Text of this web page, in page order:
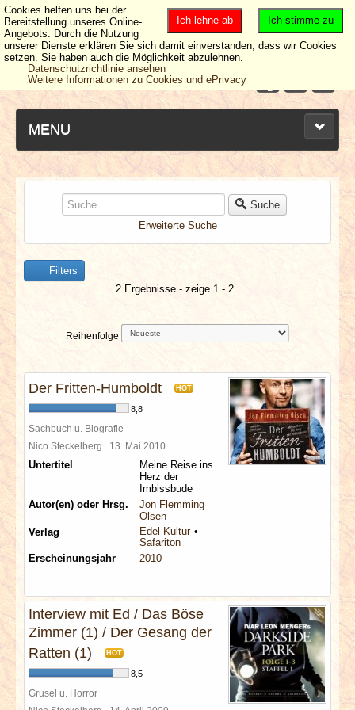
MENU
NEUESTE ARTIKEL
NEWS & DATES
BERICHTE
VERLOSUNGEN
SPECIALS
REDAKTION
ARCHIV
Suche
Erweiterte Suche
Filters
2 Ergebnisse - zeige 1 - 2
Reihenfolge
Der Fritten-Humboldt HOT
8,8
Sachbuch u. Biografie
Nico Steckelberg 13. Mai 2010
Untertitel
Meine Reise ins
Herz der
Imbissbude
Autor(en) oder Hrsg.
Jon Flemming
Olsen
Verlag
Edel Kultur
Safariton
Erscheinungsjahr
2010
Interview mit Ed / Das Böse
Zimmer (1) / Der Gesang der
Ratten (1)
HOT
8,5
Grusel u. Horror
Ich stimme zu
Ich lehne ab
Cookies helfen uns bei der
Bereitstellung unseres Online-
Angebots. Durch die Nutzung
unserer Dienste erklären Sie sich damit einverstanden, dass wir Cookies
setzen. Sie haben auch die Möglichkeit abzulehnen.
Datenschutzrichtlinie ansehen
Weitere Informationen zu Cookies und ePrivacy